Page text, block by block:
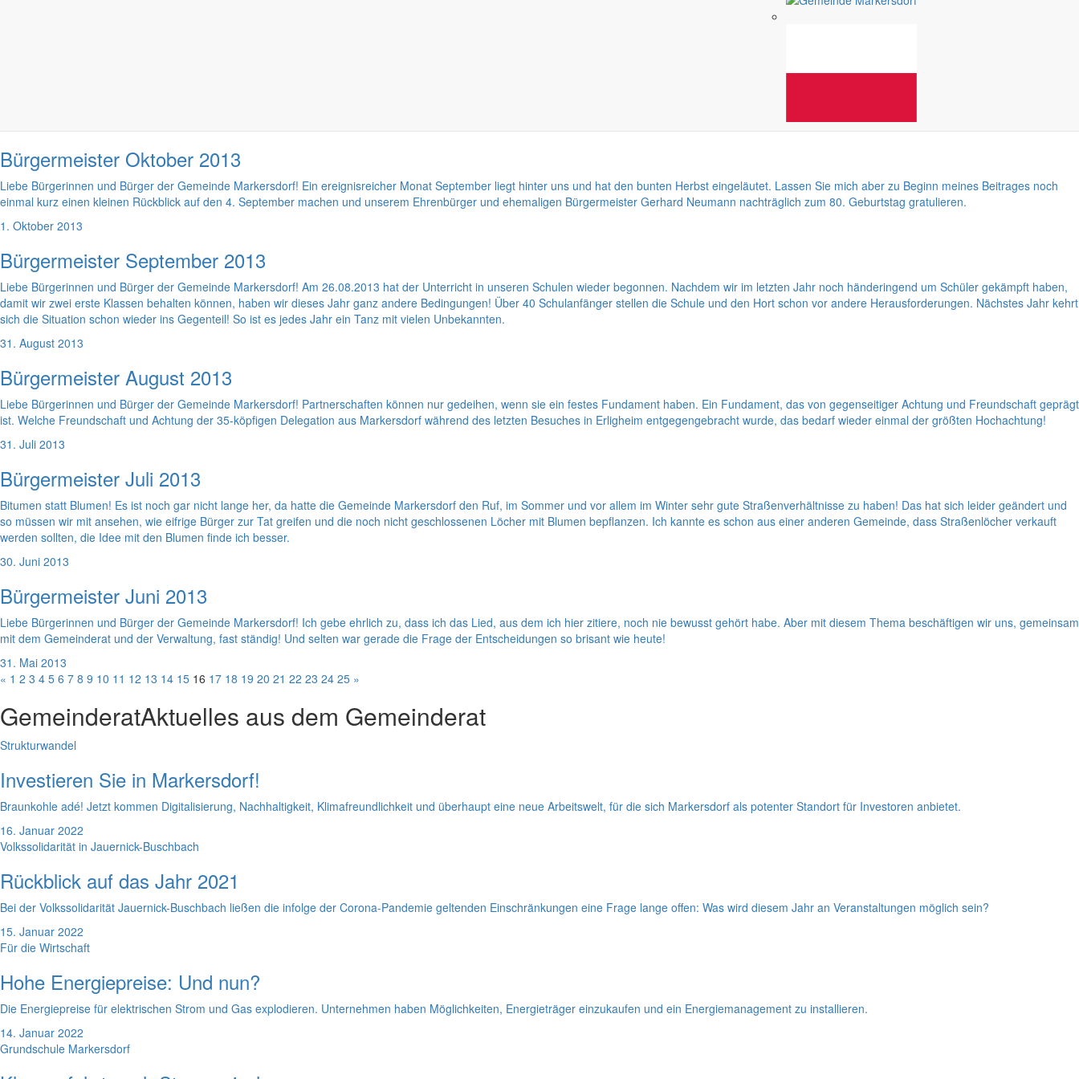
Bürgermeister Oktober 2013
Liebe Bürgerinnen und Bürger der Gemeinde Markersdorf! Ein ereignisreicher Monat September liegt hinter uns und hat den bunten Herbst eingeläutet. Lassen Sie mich aber zu Beginn meines Beitrages noch
einmal kurz einen kleinen Rückblick auf den 4. September machen und unserem Ehrenbürger und ehemaligen Bürgermeister Gerhard Neumann nachträglich zum 80. Geburtstag gratulieren.
1. Oktober 2013
Bürgermeister September 2013
Liebe Bürgerinnen und Bürger der Gemeinde Markersdorf! Am 26.08.2013 hat der Unterricht in unseren Schulen wieder begonnen. Nachdem wir im letzten Jahr noch händeringend um Schüler gekämpft haben,
damit wir zwei erste Klassen behalten können, haben wir dieses Jahr ganz andere Bedingungen! Über 40 Schulanfänger stellen die Schule und den Hort schon vor andere Herausforderungen. Nächstes Jahr kehrt
sich die Situation schon wieder ins Gegenteil! So ist es jedes Jahr ein Tanz mit vielen Unbekannten.
31. August 2013
Bürgermeister August 2013
Liebe Bürgerinnen und Bürger der Gemeinde Markersdorf! Partnerschaften können nur gedeihen, wenn sie ein festes Fundament haben. Ein Fundament, das von gegenseitiger Achtung und Freundschaft geprägt
ist. Welche Freundschaft und Achtung der 35-köpfigen Delegation aus Markersdorf während des letzten Besuches in Erligheim entgegengebracht wurde, das bedarf wieder einmal der größten Hochachtung!
31. Juli 2013
Bürgermeister Juli 2013
Bitumen statt Blumen! Es ist noch gar nicht lange her, da hatte die Gemeinde Markersdorf den Ruf, im Sommer und vor allem im Winter sehr gute Straßenverhältnisse zu haben! Das hat sich leider geändert und
so müssen wir mit ansehen, wie eifrige Bürger zur Tat greifen und die noch nicht geschlossenen Löcher mit Blumen bepflanzen. Ich kannte es schon aus einer anderen Gemeinde, dass Straßenlöcher verkauft
werden sollten, die Idee mit den Blumen finde ich besser.
30. Juni 2013
Bürgermeister Juni 2013
Liebe Bürgerinnen und Bürger der Gemeinde Markersdorf! Ich gebe ehrlich zu, dass ich das Lied, aus dem ich hier zitiere, noch nie bewusst gehört habe. Aber mit diesem Thema beschäftigen wir uns, gemeinsam
mit dem Gemeinderat und der Verwaltung, fast ständig! Und selten war gerade die Frage der Entscheidungen so brisant wie heute!
31. Mai 2013
« 1 2 3 4 5 6 7 8 9 10 11 12 13 14 15 16 17 18 19 20 21 22 23 24 25 »
GemeinderatAktuelles aus dem Gemeinderat
Strukturwandel
Investieren Sie in Markersdorf!
Braunkohle adé! Jetzt kommen Digitalisierung, Nachhaltigkeit, Klimafreundlichkeit und überhaupt eine neue Arbeitswelt, für die sich Markersdorf als potenter Standort für Investoren anbietet.
16. Januar 2022
Volkssolidarität in Jauernick-Buschbach
Rückblick auf das Jahr 2021
Bei der Volkssolidarität Jauernick-Buschbach ließen die infolge der Corona-Pandemie geltenden Einschränkungen eine Frage lange offen: Was wird diesem Jahr an Veranstaltungen möglich sein?
15. Januar 2022
Für die Wirtschaft
Hohe Energiepreise: Und nun?
Die Energiepreise für elektrischen Strom und Gas explodieren. Unternehmen haben Möglichkeiten, Energieträger einzukaufen und ein Energiemanagement zu installieren.
14. Januar 2022
Grundschule Markersdorf